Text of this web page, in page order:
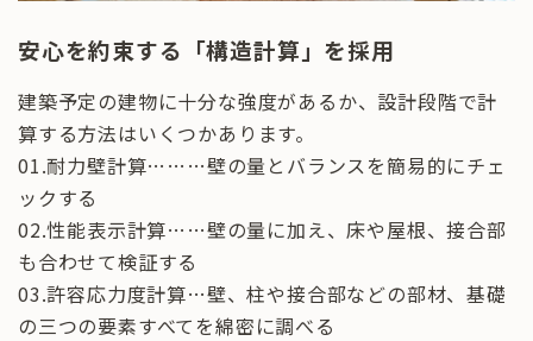
安心を約束する「構造計算」を採用
建築予定の建物に十分な強度があるか、設計段階で計
算する方法はいくつかあります。
01.耐力壁計算………壁の量とバランスを簡易的にチェ
ックする
02.性能表示計算……壁の量に加え、床や屋根、接合部
も合わせて検証する
03.許容応力度計算…壁、柱や接合部などの部材、基礎
の三つの要素すべてを綿密に調べる